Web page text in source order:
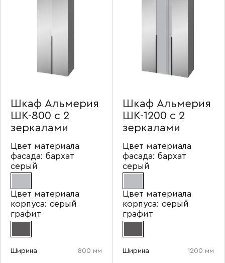
Шкаф Альмерия
ШК-800 с 2
зеркалами
Цвет материала
фасада: бархат
серый
Цвет материала
корпуса: серый
графит
Ширина 800 мм
Шкаф Альмерия
ШК-1200 с 2
зеркалами
Цвет материала
фасада: бархат
серый
Цвет материала
корпуса: серый
графит
Ширина 1200 мм